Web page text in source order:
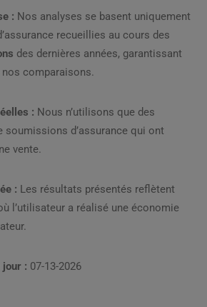
: Nos analyses se basent uniquement
recueillies au cours des
des dernières années, garantissant
comparaisons.
: Nous n’utilisons que des
soumissions d’assurance qui ont
vente.
: Les résultats présentés reflètent
l’utilisateur a réalisé une économie
jour : 07-13-2026